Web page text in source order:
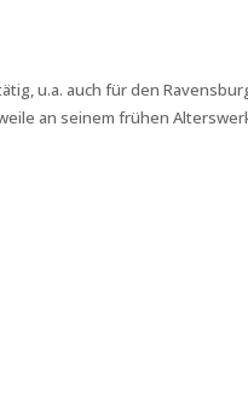
u.a. auch für den
an seinem frühen